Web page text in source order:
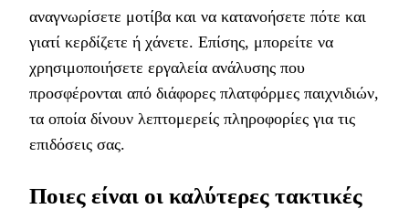
αναγνωρίσετε μοτίβα και να κατανοήσετε πότε και
γιατί κερδίζετε ή χάνετε. Επίσης, μπορείτε να
χρησιμοποιήσετε εργαλεία ανάλυσης που
προσφέρονται από διάφορες πλατφόρμες παιχνιδιών,
τα οποία δίνουν λεπτομερείς πληροφορίες για τις
επιδόσεις σας.
Ποιες είναι οι καλύτερες τακτικές